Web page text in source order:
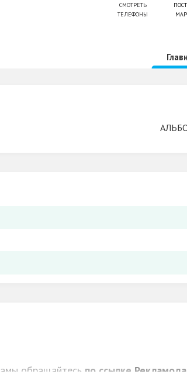
СМОТРЕТЬ
ТЕЛЕФОНЫ
обращайтесь по ссылке